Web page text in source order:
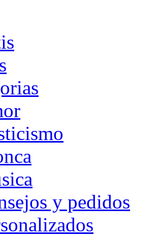
y pedidos